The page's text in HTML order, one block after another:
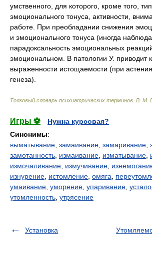
умственного, для которого, кроме того,
эмоционального тонуса, активности,
работе. При преобладании снижения
и эмоционального тонуса (иногда
парадоксальность эмоциональных
эмоциональном. В патологии У. приводит
выраженности истощаемости (при
генеза).
Толковый словарь психиатрических терминов В. М.
Игры ⚽
Нужна курсовая?
Синонимы:
выматывание замаивание замаривание
замотанность измаивание изматывание
измочаливание измучивание
изнурение истомление омяга
умаивание уморение упаривание
утомленность утрясение
Установка